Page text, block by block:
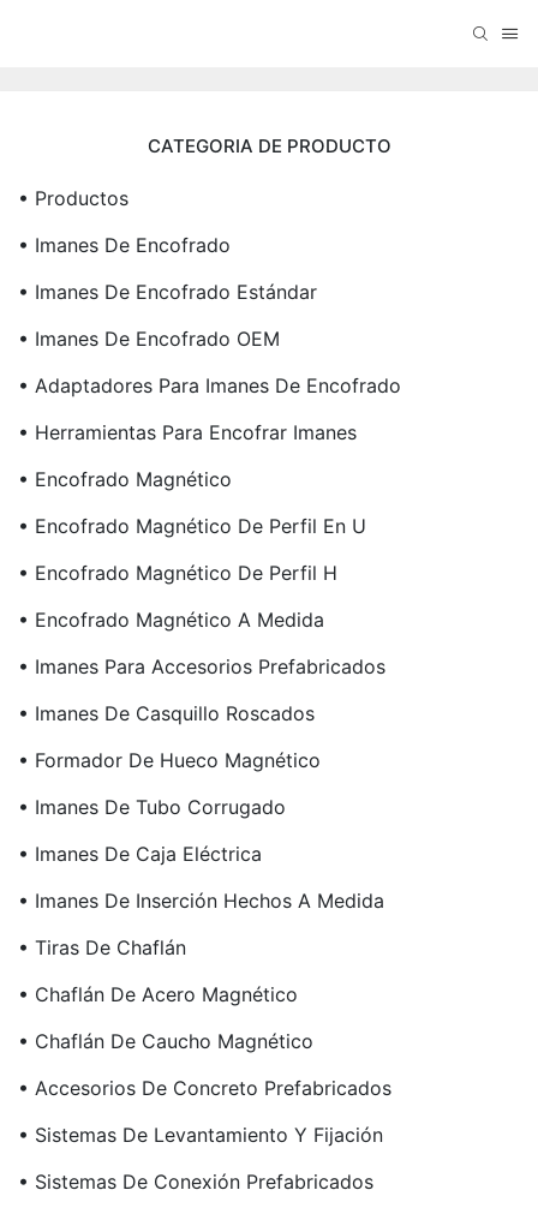
CATEGORIA DE PRODUCTO
• Productos
• Imanes De Encofrado
• Imanes De Encofrado Estándar
• Imanes De Encofrado OEM
• Adaptadores Para Imanes De Encofrado
• Herramientas Para Encofrar Imanes
• Encofrado Magnético
• Encofrado Magnético De Perfil En U
• Encofrado Magnético De Perfil H
• Encofrado Magnético A Medida
• Imanes Para Accesorios Prefabricados
• Imanes De Casquillo Roscados
• Formador De Hueco Magnético
• Imanes De Tubo Corrugado
• Imanes De Caja Eléctrica
• Imanes De Inserción Hechos A Medida
• Tiras De Chaflán
• Chaflán De Acero Magnético
• Chaflán De Caucho Magnético
• Accesorios De Concreto Prefabricados
• Sistemas De Levantamiento Y Fijación
• Sistemas De Conexión Prefabricados